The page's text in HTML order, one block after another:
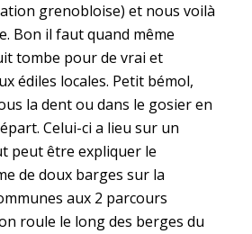
grenobloise) et nous voilà
Bon il faut quand même
tombe pour de vrai et
édiles locales. Petit bémol,
la dent ou dans le gosier en
Celui-ci a lieu sur un
peut être expliquer le
de doux barges sur la
aux 2 parcours
roule le long des berges du